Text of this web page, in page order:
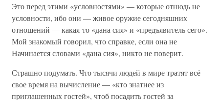
Это перед этими «условностями» — которые отнюдь не
условности, ибо они — живое оружие сегодняшних
отношений — какая-то «дана сия» и «предъявитель сего».
Мой знакомый говорил, что справке, если она не
Начинается словами «дана сия», никто не поверит.
Страшно подумать. Что тысячи людей в мире тратят всё
свое время на вычисление — «кто знатнее из
приглашенных гостей», чтоб посадить гостей за